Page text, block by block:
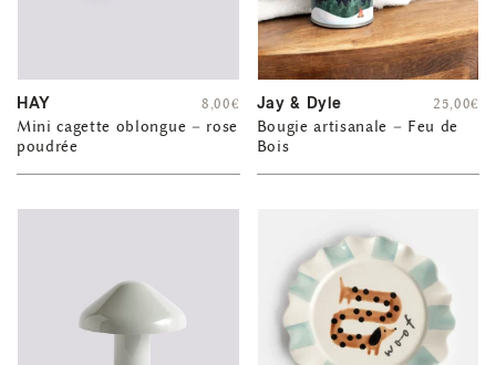
HAY
Mini cagette oblongue – rose
poudrée
8,00€ Jay & Dyle
Bougie artisanale – Feu de
Bois
25,00€